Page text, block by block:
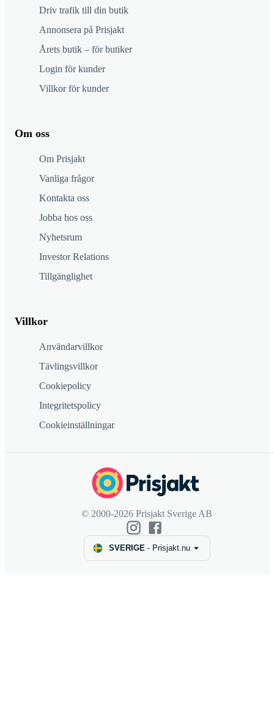
Driv trafik till din butik
Annonsera på Prisjakt
Årets butik – för butiker
Login för kunder
Villkor för kunder
Om oss
Om Prisjakt
Vanliga frågor
Kontakta oss
Jobba hos oss
Nyhetsrum
Investor Relations
Tillgänglighet
Villkor
Användarvillkor
Tävlingsvillkor
Cookiepolicy
Integritetspolicy
Cookieinställningar
© 2000-2026 Prisjakt Sverige AB
SVERIGE- Prisjakt.nu